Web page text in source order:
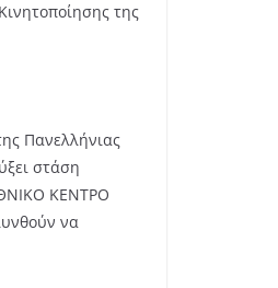
της
Πανελλήνιας
στάση
ΚΕΝΤΡΟ
να